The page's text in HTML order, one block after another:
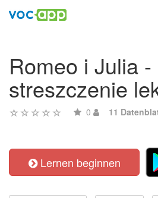
Romeo i Julia -
streszczenie
0 11
Lernen beginnen